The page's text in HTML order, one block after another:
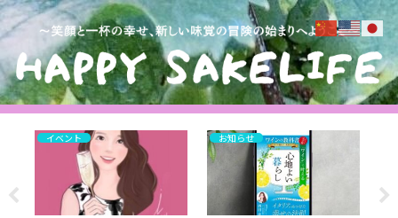
イベント お知らせ